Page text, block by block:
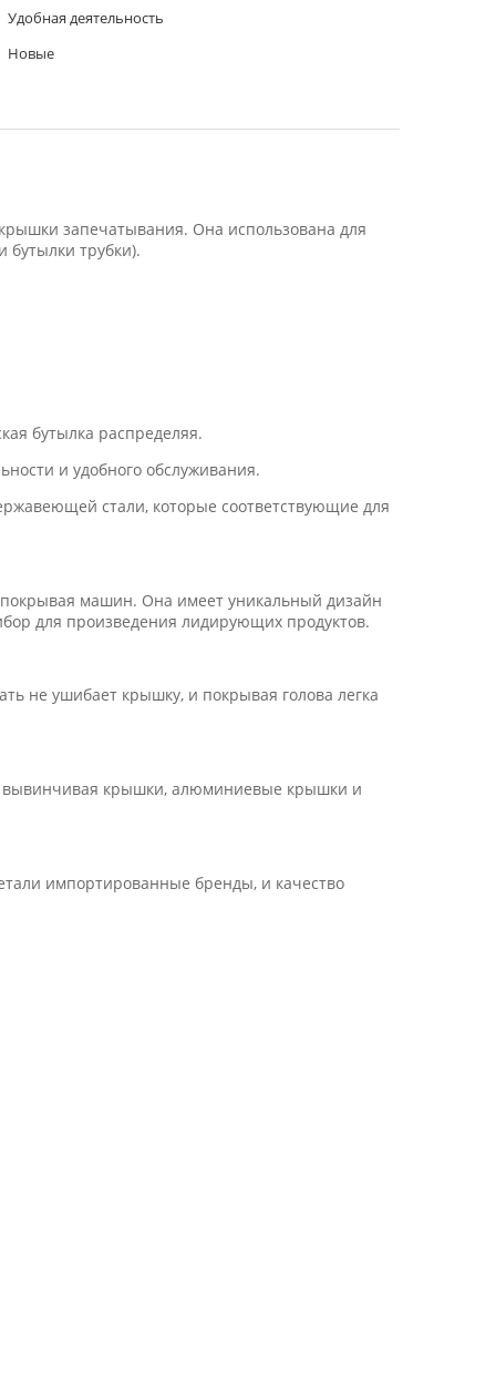
Удобная деятельность
Новые
запечатывания. Она использована для
бутылки трубки).
бутылка распределяя.
и удобного обслуживания.
стали, которые соответствующие для
машин. Она имеет уникальный дизайн
для произведения лидирующих продуктов.
не ушибает крышку, и покрывая голова легка
вывинчивая крышки, алюминиевые крышки и
импортированные бренды, и качество